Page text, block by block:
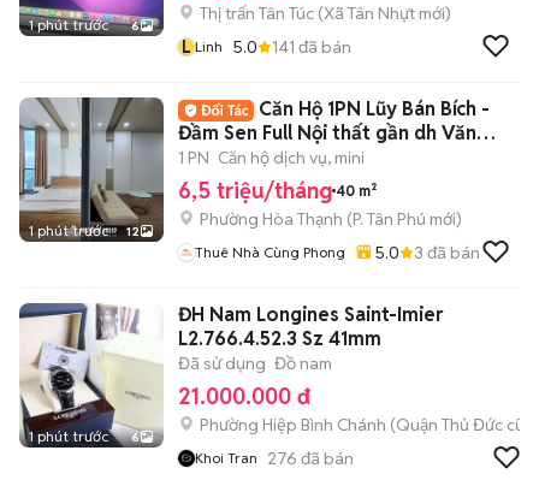
1 phút trước 6
Thị trấn Tân Túc (Xã Tân Nhựt mới)
L Linh 5.0 141 đã bán
1 phút trước 12
Căn Hộ 1PN Lũy Bán Bích -
Đầm Sen Full Nội thất gần dh Văn
Hiến
1 PN Căn hộ dịch vụ, mini
6,5 triệu/tháng 40 m²
Phường Hòa Thạnh (P. Tân Phú mới)
Thuê Nhà Cùng Phong 5.0 3 đã bán
1 phút trước 6
ĐH Nam Longines Saint-Imier
L2.766.4.52.3 Sz 41mm
Đã sử dụng Đồ nam
21.000.000 đ
Phường Hiệp Bình Chánh (Quận Thủ Đức cũ)
Khoi Tran 276 đã bán